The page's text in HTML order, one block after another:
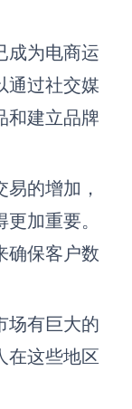
成为电商运
通过社交媒
和建立品牌
易的增加，
加重要。
确保客户数
场有巨大的
在这些地区